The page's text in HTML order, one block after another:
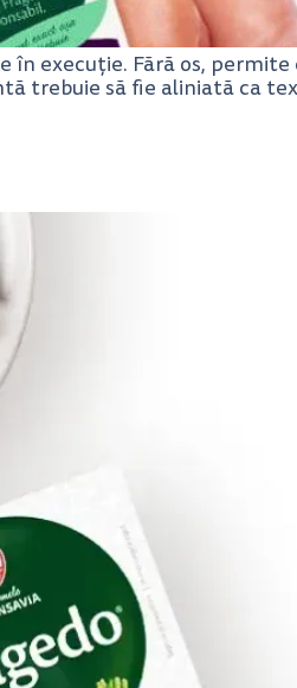
execuție. Fără os,
trebuie să fie aliniată ca